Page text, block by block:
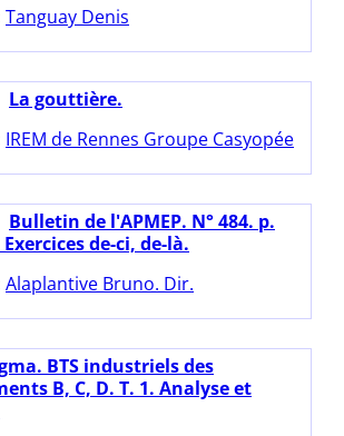
Tanguay Denis
La gouttière.
IREM de Rennes Groupe Casyopée
Bulletin de l'APMEP. N° 484. p.
Exercices de-ci, de-là.
Alaplantive Bruno. Dir.
BTS industriels des
B, C, D. T. 1. Analyse et